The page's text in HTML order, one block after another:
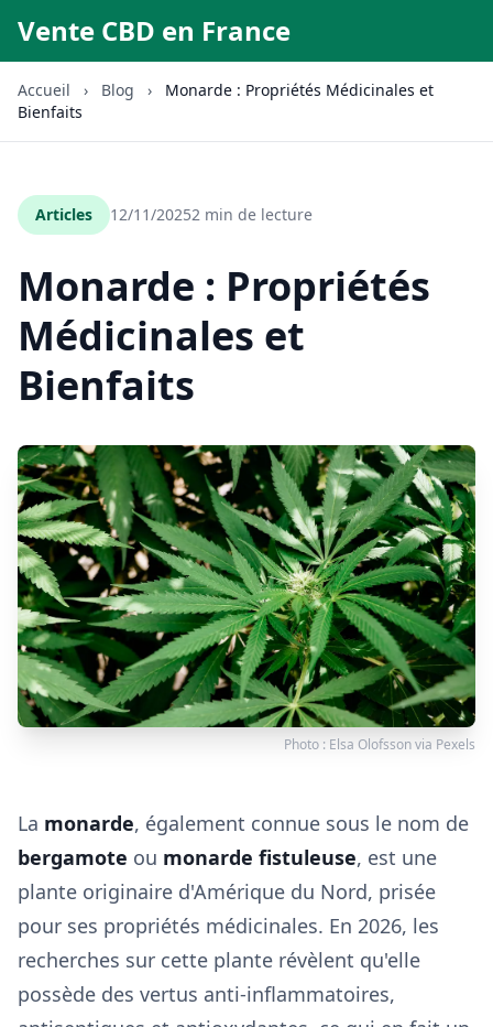
Vente CBD en France
Accueil › Blog ›
Monarde : Propriétés Médicinales et
Bienfaits
Articles 12/11/20252 min de lecture
Monarde : Propriétés
Médicinales et
Bienfaits
Photo : Elsa Olofssonvia Pexels
La monarde, également connue sous le nom de
bergamote ou monarde fistuleuse, est une
plante originaire d'Amérique du Nord, prisée
pour ses propriétés médicinales. En 2026, les
recherches sur cette plante révèlent qu'elle
possède des vertus anti-inflammatoires,